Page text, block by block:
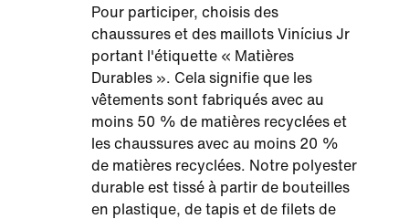
Pour participer, choisis des
chaussures et des maillots Vinícius Jr
portant l'étiquette « Matières
Durables ». Cela signifie que les
vêtements sont fabriqués avec au
moins 50 % de matières recyclées et
les chaussures avec au moins 20 %
de matières recyclées. Notre polyester
durable est tissé à partir de bouteilles
en plastique, de tapis et de filets de